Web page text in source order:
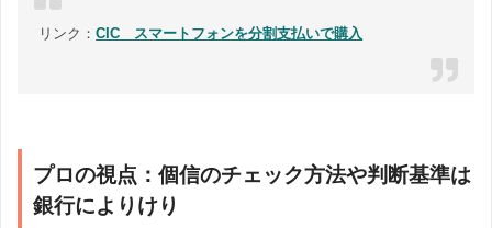
リンク：CIC スマートフォンを分割支払いで購入
プロの視点：個信のチェック方法や判断基準は
銀行によりけり